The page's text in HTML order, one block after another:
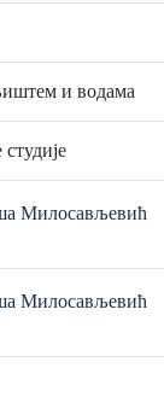
и водама
Милосављевић
Милосављевић